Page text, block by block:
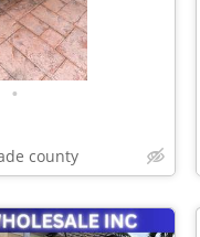
•
county